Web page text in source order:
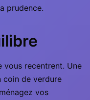
prudence.
vous recentrent. Une
coin de verdure
vos